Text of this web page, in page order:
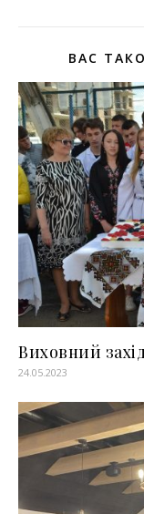
ВАС
Виховний
24.05.2023